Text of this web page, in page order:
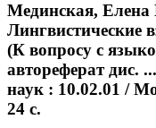
Мединская, Елена
Лингвистические
(К вопросу с
автореферат дис.
наук : 10.02.01 /
24 с.